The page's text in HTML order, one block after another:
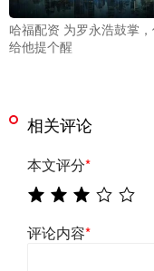
哈福配资 为罗永浩鼓掌
给他提个醒
相关评论
本文评分*
评论内容*